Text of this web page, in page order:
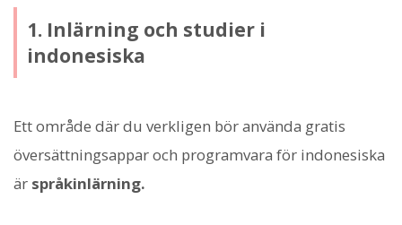
1. Inlärning och studier i
indonesiska
Ett område där du verkligen bör använda gratis
översättningsappar och programvara för indonesiska
är språkinlärning.